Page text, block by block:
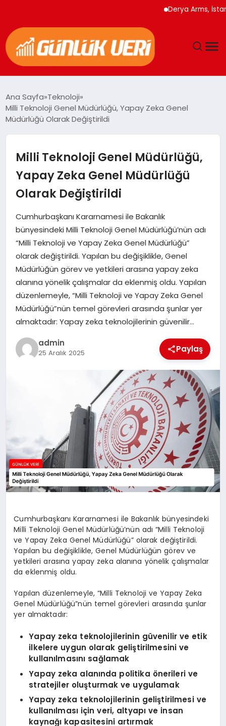
Derya Arms,
GÜNDEM
EKONOMI
GENEL
SPOR
TEKNOLOJI
Ana Sayfa Teknoloji
Milli Teknoloji Genel Müdürlüğü, Yapay Zeka Genel
Müdürlüğü Olarak Değiştirildi
Milli Teknoloji Genel Müdürlüğü,
Yapay Zeka Genel Müdürlüğü
Olarak Değiştirildi
Cumhurbaşkanı Kararnamesi ile Bakanlık
bünyesindeki Milli Teknoloji Genel Müdürlüğü’nün adı
“Milli Teknoloji ve Yapay Zeka Genel Müdürlüğü”
olarak değiştirildi. Yapılan bu değişiklikle, Genel
Müdürlüğün görev ve yetkileri arasına yapay zeka
alanına yönelik çalışmalar da eklenmiş oldu. Yapılan
düzenlemeyle, “Milli Teknoloji ve Yapay Zeka Genel
Müdürlüğü”nün temel görevleri arasında şunlar yer
almaktadır: Yapay zeka teknolojilerinin güvenilir…
admin
25 Aralık 2025 Paylaş
Cumhurbaşkanı Kararnamesi ile Bakanlık bünyesindeki
Milli Teknoloji Genel Müdürlüğü’nün adı “Milli Teknoloji
ve Yapay Zeka Genel Müdürlüğü” olarak değiştirildi.
Yapılan bu değişiklikle, Genel Müdürlüğün görev ve
yetkileri arasına yapay zeka alanına yönelik çalışmalar
da eklenmiş oldu.
Yapılan düzenlemeyle, “Milli Teknoloji ve Yapay Zeka
Genel Müdürlüğü”nün temel görevleri arasında şunlar
yer almaktadır:
Yapay zeka teknolojilerinin güvenilir ve etik
ilkelere uygun olarak geliştirilmesini ve
kullanılmasını sağlamak
Yapay zeka alanında politika önerileri ve
stratejiler oluşturmak ve uygulamak
Yapay zeka teknolojilerinin geliştirilmesi ve
kullanılması için veri, altyapı ve insan
kaynağı kapasitesini artırmak